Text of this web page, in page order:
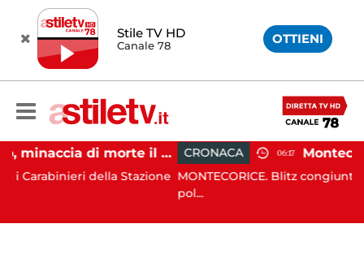
Stile TV HD
Canale 78 OTTIENI
Striano, minaccia di morte il sindaco: 67enne ai domiciliari
della Stazione
CRONACA 06:17
MONTECORICE. Blitz congiunto all’alba di